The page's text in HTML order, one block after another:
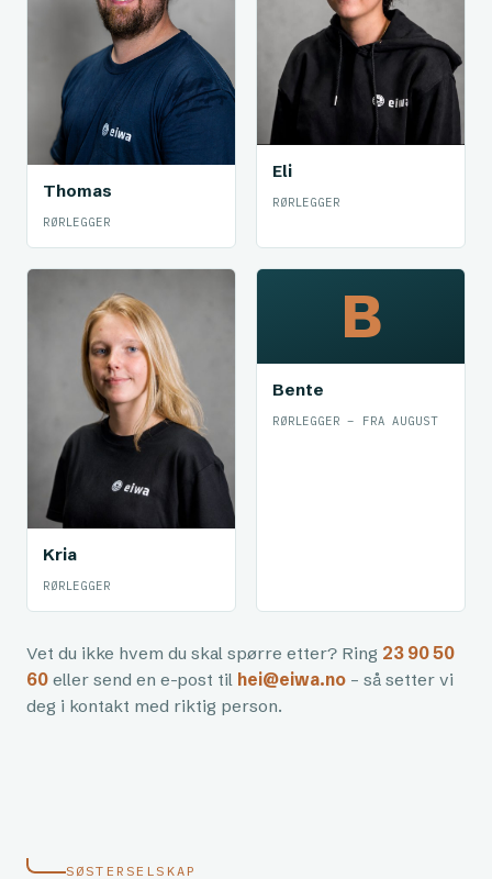
Thomas
RØRLEGGER
Eli
RØRLEGGER
Kria
RØRLEGGER
B
Bente
RØRLEGGER – FRA AUGUST
Vet du ikke hvem du skal spørre etter? Ring 23 90 50
60 eller send en e-post til hei@eiwa.no – så setter vi
deg i kontakt med riktig person.
SØSTERSELSKAP